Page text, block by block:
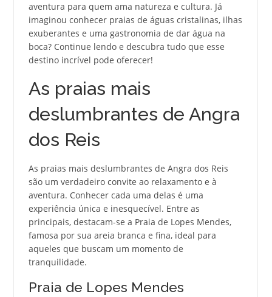
aventura para quem ama natureza e cultura. Já
imaginou conhecer praias de águas cristalinas, ilhas
exuberantes e uma gastronomia de dar água na
boca? Continue lendo e descubra tudo que esse
destino incrível pode oferecer!
As praias mais
deslumbrantes de Angra
dos Reis
As praias mais deslumbrantes de Angra dos Reis
são um verdadeiro convite ao relaxamento e à
aventura. Conhecer cada uma delas é uma
experiência única e inesquecível. Entre as
principais, destacam-se a Praia de Lopes Mendes,
famosa por sua areia branca e fina, ideal para
aqueles que buscam um momento de
tranquilidade.
Praia de Lopes Mendes